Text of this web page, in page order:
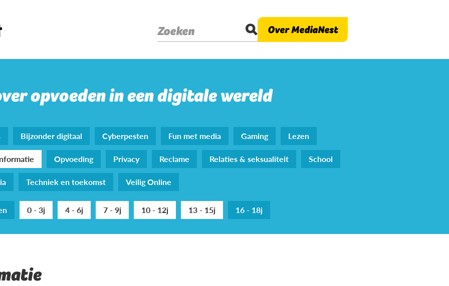
Zoeken Over MediaNest
opvoeden in een digitale wereld
Bijzonder digitaal Cyberpesten Fun met media Gaming
Lezen
Opvoeding Privacy Reclame Relaties & seksualiteit
School
Techniek en toekomst Veilig Online
0 - 3j 4 - 6j 7 - 9j 10 - 12j 13 - 15j 16 - 18j